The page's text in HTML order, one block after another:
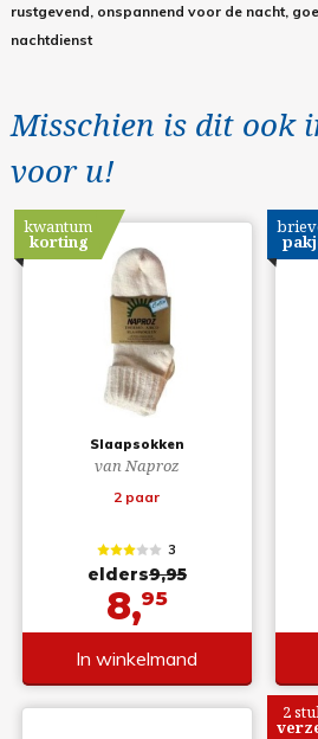
rustgevend, onspannend voor de nacht,
nachtdienst
Misschien is dit ook
voor u!
Slaapsokken
van Naproz
2 paar
kwantum
korting
3
elders9,95
8,95
In winkelmand
2